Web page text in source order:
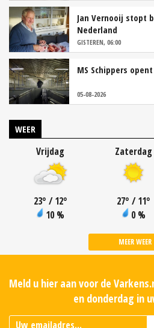
Jan Vernooij stopt
Nederland
GISTEREN, 06:00
MS Schippers
05-08-2026
WEER
Vrijdag
23° / 12°
10 %
Zaterdag
27° / 11°
0 %
MEER WEER
Meld u hier aan voor de
en donderdag in